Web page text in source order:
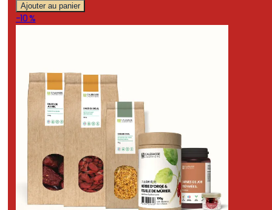
Ajouter au panier
-10 %